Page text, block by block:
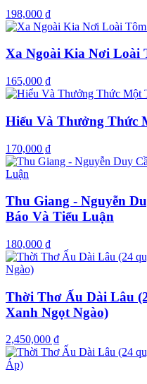
198,000 ₫
Xa Ngoài Kia Nơi Loài
165,000 ₫
Hiểu Và Thưởng Thức
170,000 ₫
Thu Giang - Nguyễn
Báo Và Tiểu Luận
180,000 ₫
Thời Thơ Ấu Dài Lâu
Xanh Ngọt Ngào)
2,450,000 ₫